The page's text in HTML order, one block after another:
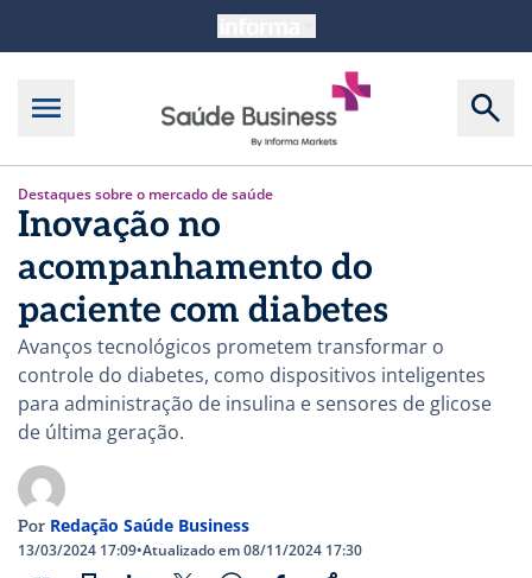
Destaques sobre o mercado de saúde
Inovação no
acompanhamento do
paciente com diabetes
Avanços tecnológicos prometem transformar o
controle do diabetes, como dispositivos inteligentes
para administração de insulina e sensores de glicose
de última geração.
Por Redação Saúde Business
13/03/2024 17:09•Atualizado em 08/11/2024 17:30